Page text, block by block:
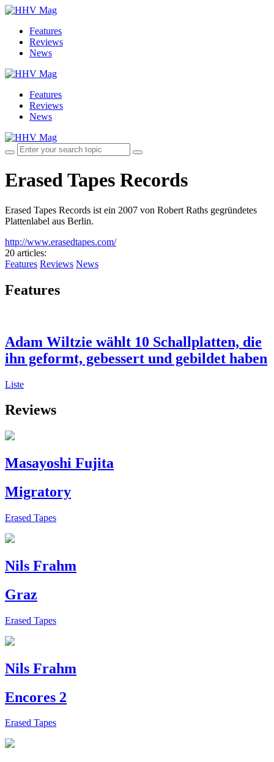
Features
Reviews
News
Features
Reviews
News
Erased Tapes Records
Erased Tapes Records ist ein 2007 von Robert Raths gegründetes
Plattenlabel aus Berlin.
http://www.erasedtapes.com/
20 articles:
Features Reviews News
Features
Adam Wiltzie wählt 10 Schallplatten, die
ihn geformt, gebessert und gebildet haben
Liste
Reviews
Masayoshi Fujita
Migratory
Erased Tapes
Nils Frahm
Graz
Erased Tapes
Nils Frahm
Encores 2
Erased Tapes